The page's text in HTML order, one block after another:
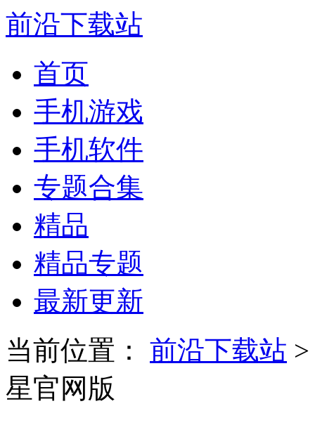
前沿下载站
首页
手机游戏
手机软件
专题合集
精品
精品专题
最新更新
当前位置：
前沿下载站
星官网版